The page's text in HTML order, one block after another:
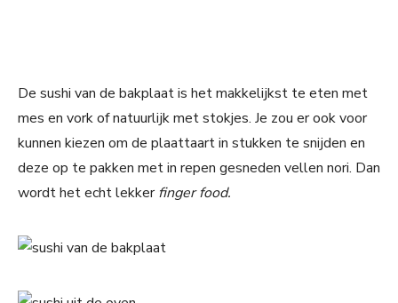
De sushi van de bakplaat is het makkelijkst te eten met
mes en vork of natuurlijk met stokjes. Je zou er ook voor
kunnen kiezen om de plaattaart in stukken te snijden en
deze op te pakken met in repen gesneden vellen nori. Dan
wordt het echt lekkerfinger food.